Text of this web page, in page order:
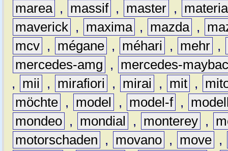
marea , massif , master ,
materia
maverick , maxima , mazda ,
mcv , mégane , méhari , mehr ,
mercedes-amg
,
mercedes-
,
mii , mirafiori , mirai , mit ,
möchte , model , model-f ,
mondeo , mondial , monterey ,
motorschaden
, movano , move ,